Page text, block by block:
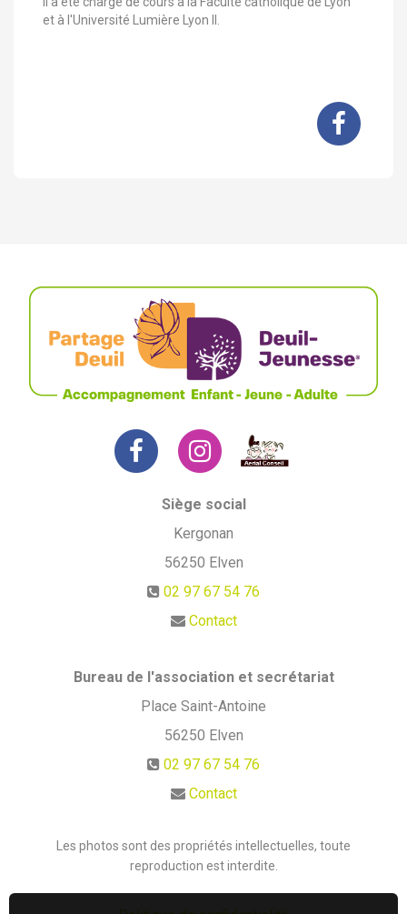
et à l'Université Lumière Lyon II.
Siège social
Kergonan
56250 Elven
02 97 67 54 76
Contact
Bureau de l'association et secrétariat
Place Saint-Antoine
56250 Elven
02 97 67 54 76
Contact
Les photos sont des propriétés intellectuelles, toute
reproduction est interdite.